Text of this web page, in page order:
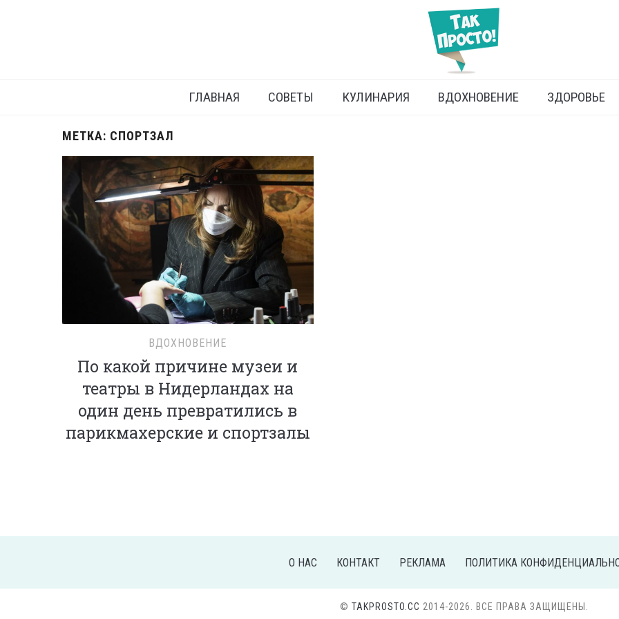
ГЛАВНАЯ СОВЕТЫ КУЛИНАРИЯ ВДОХНОВЕНИЕ ЗДОРОВЬЕ
МЕТКА: СПОРТЗАЛ
ВДОХНОВЕНИЕ
По какой причине музеи и
театры в Нидерландах на
один день превратились в
парикмахерские и спортзалы
О НАС КОНТАКТ РЕКЛАМА ПОЛИТИКА
© TAKPROSTO.CC 2014-2026. ВСЕ ПРАВА ЗАЩИЩЕНЫ.